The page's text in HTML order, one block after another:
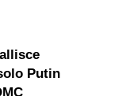
Putin